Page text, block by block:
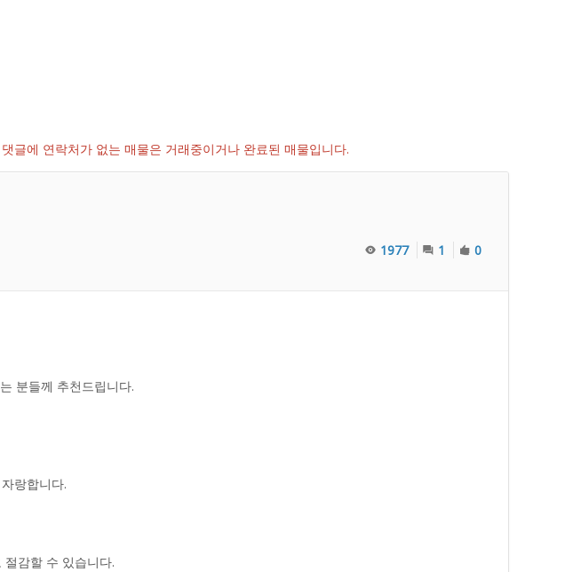
글에 연락처가 없는 매물은 거래중이거나 완료된 매물입니다.
1977 1 0
분들께 추천드립니다.
랑합니다.
감할 수 있습니다.